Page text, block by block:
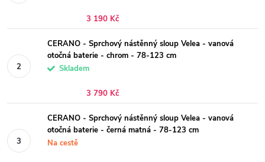
3 190 Kč
CERANO - Sprchový nástěnný sloup Velea - vanová
otočná baterie - chrom - 78-123 cm
Skladem
3 790 Kč
CERANO - Sprchový nástěnný sloup Velea - vanová
otočná baterie - černá matná - 78-123 cm
Na cestě